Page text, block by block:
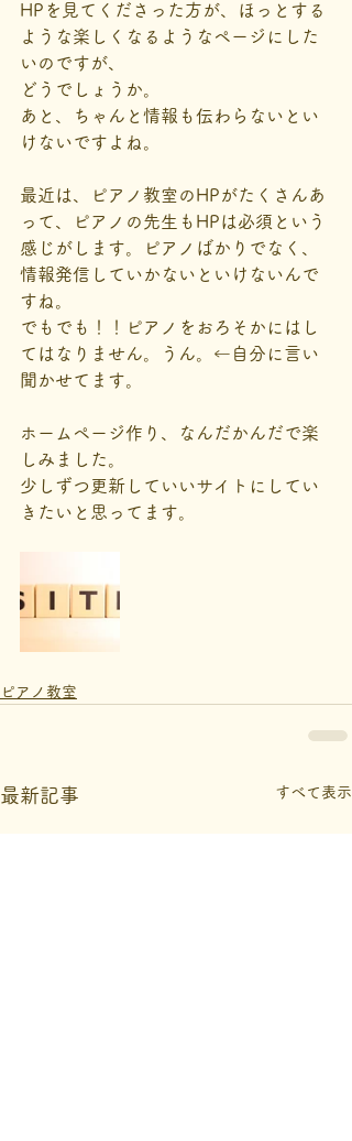
HPを見てくださった方が、ほっとする
ような楽しくなるようなページにした
いのですが、
どうでしょうか。
あと、ちゃんと情報も伝わらないとい
けないですよね。
最近は、ピアノ教室のHPがたくさんあ
って、ピアノの先生もHPは必須という
感じがします。ピアノばかりでなく、
情報発信していかないといけないんで
すね。
でもでも！！ピアノをおろそかにはし
てはなりません。うん。←自分に言い
聞かせてます。
ホームページ作り、なんだかんだで楽
しみました。
少しずつ更新していいサイトにしてい
きたいと思ってます。
ピアノ教室
最新記事 すべて表示